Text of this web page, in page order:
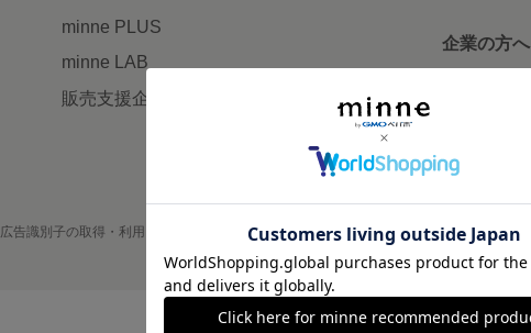
minne PLUS
minne LAB
販売支援企画・イベント
企業の方へ
広告識別子の取得・利用 プライバシーポリシー 会社概要 採用情報 メディアキット
©GMO Pepabo, Inc. All rights reserved.